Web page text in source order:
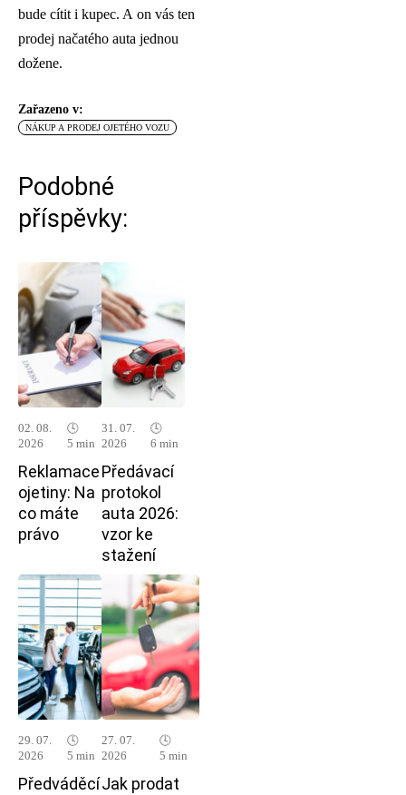
bude cítit i kupec. A on vás ten
prodej načatého auta jednou
dožene.
Zařazeno v:
NÁKUP A PRODEJ OJETÉHO VOZU
Podobné
příspěvky:
02. 08.
2026
🕓
5 min
Reklamace
ojetiny: Na
co máte
právo
31. 07.
2026
🕓
6 min
Předávací
protokol
auta 2026:
vzor ke
stažení
29. 07.
2026
🕓
5 min
Předváděcí
27. 07.
2026
🕓
5 min
Jak prodat